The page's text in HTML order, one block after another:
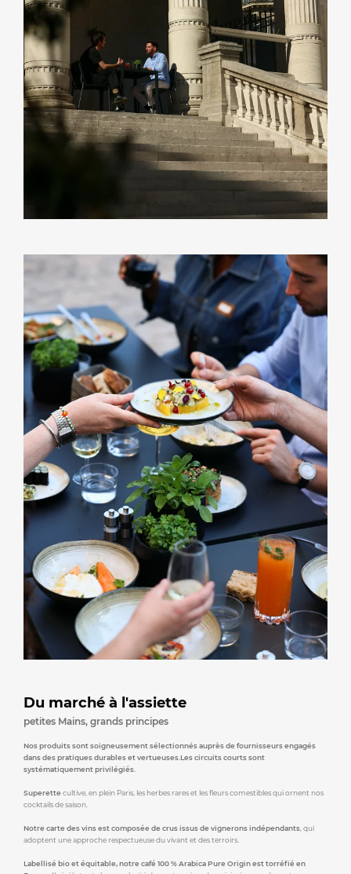
Du marché à l'assiette
petites Mains, grands principes
Nos produits sont soigneusement sélectionnés auprès de fournisseurs engagés
dans des pratiques durables et vertueuses.Les circuits courts sont
systématiquement privilégiés.
Superettecultive, en plein Paris, les herbes rares et les fleurs comestibles qui ornent nos
cocktails de saison.
Notre carte des vins est composée de crus issus de vignerons indépendants , qui
adoptent une approche respectueuse du vivant et des terroirs.
Labellisé bio et équitable, notre café 100 % Arabica Pure Origin est torréfié en